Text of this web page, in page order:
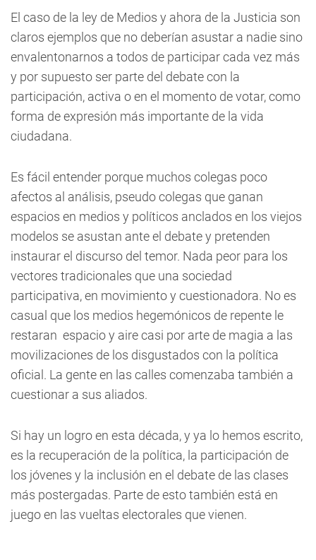
El caso de la ley de Medios y ahora de la Justicia son
claros ejemplos que no deberían asustar a nadie sino
envalentonarnos a todos de participar cada vez más
y por supuesto ser parte del debate con la
participación, activa o en el momento de votar, como
forma de expresión más importante de la vida
ciudadana.
Es fácil entender porque muchos colegas poco
afectos al análisis, pseudo colegas que ganan
espacios en medios y políticos anclados en los viejos
modelos se asustan ante el debate y pretenden
instaurar el discurso del temor. Nada peor para los
vectores tradicionales que una sociedad
participativa, en movimiento y cuestionadora. No es
casual que los medios hegemónicos de repente le
restaran espacio y aire casi por arte de magia a las
movilizaciones de los disgustados con la política
oficial. La gente en las calles comenzaba también a
cuestionar a sus aliados.
Si hay un logro en esta década, y ya lo hemos escrito,
es la recuperación de la política, la participación de
los jóvenes y la inclusión en el debate de las clases
más postergadas. Parte de esto también está en
juego en las vueltas electorales que vienen.